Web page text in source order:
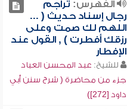
الفهرس: تراجم
رجال إسناد حديث ( ...
اللهم لك صمت وعلى
رزقك أفطرت ) , القول عند
الإفطار
للشيخ: عبد المحسن العباد
جزء من محاضرة ( شرح سنن أبي
داود [272])